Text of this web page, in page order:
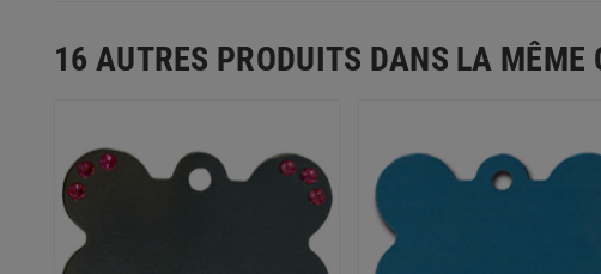
16 AUTRES PRODUITS DANS LA MÊME